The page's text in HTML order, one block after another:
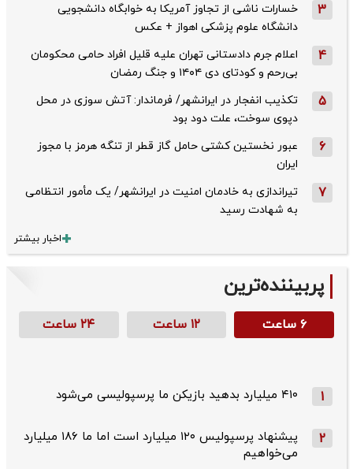
3
خسارات ناشی از تجاوز آمریکا به خوابگاه دانشجویی
دانشگاه علوم پزشکی اهواز + عکس
4
اعلام جرم دادستانی تهران علیه قلیل افراد حامی محکومان
بی‌رحم و کودتای دی‌ ۱۴۰۴ و جنگ رمضان
5
تکذیب ‌انفجار در ایرانشهر/ فرماندار: آتش سوزی در محل
دپوی سوخت، علت دود بود
6
عبور نخستین کشتی حامل گاز قطر از تنگه هرمز با مجوز
ایران
7
تیراندازی به خادمان امنیت در ایرانشهر/ یک مأمور انتظامی
به شهادت رسید
اخبار بیشتر
پربیننده‌ترین
۶ ساعت ۱۲ ساعت ۲۴ ساعت
1 ۴۱۰ میلیارد بدهید بازیکن ما پرسپولیسی می‌شود
2
پیشنهاد پرسپولیس ۱۲۰ میلیارد است اما ما ۱۸۶ میلیارد
می‌خواهیم